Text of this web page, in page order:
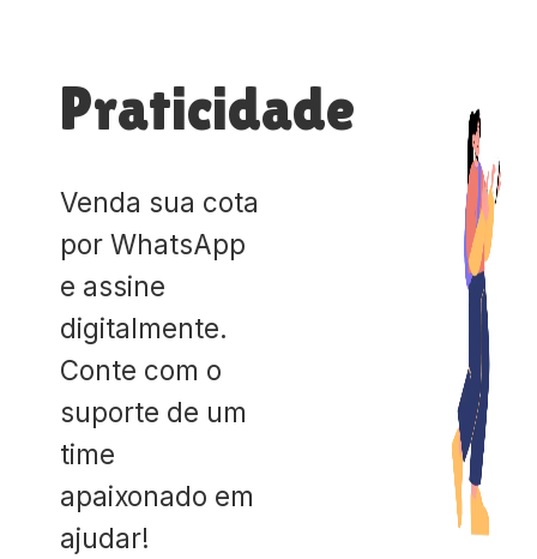
Praticidade
Venda sua cota
por WhatsApp
e assine
digitalmente.
Conte com o
suporte de um
time
apaixonado em
ajudar!